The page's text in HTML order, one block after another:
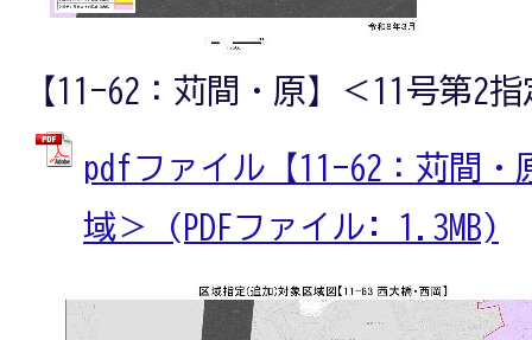
【11-62：苅間・原】＜11号第2
pdfファイル【11-62：苅間・
域＞ (PDFファイル: 1.3MB)